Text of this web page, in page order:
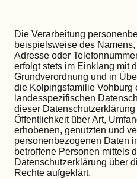
Die Verarbeitung
beispielsweise des
Adresse oder
erfolgt stets im Einklang mit
Grundverordnung und in
die Kolpingsfamilie Vohburg
landesspezifischen
dieser
Öffentlichkeit über Art,
erhobenen, genutzten und
personenbezogenen Daten
betroffene Personen mittels
Datenschutzerklärung über
Rechte aufgeklärt.